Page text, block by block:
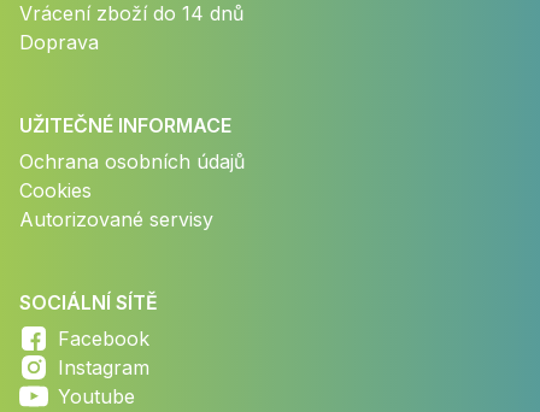
Vrácení zboží do 14 dnů
Doprava
UŽITEČNÉ INFORMACE
Ochrana osobních údajů
Cookies
Autorizované servisy
SOCIÁLNÍ SÍTĚ
Facebook
Instagram
Youtube